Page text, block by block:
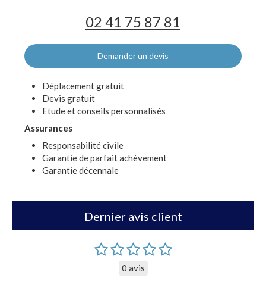
02 41 75 87 81
Demander un devis
Déplacement gratuit
Devis gratuit
Etude et conseils personnalisés
Assurances
Responsabilité civile
Garantie de parfait achèvement
Garantie décennale
Dernier avis client
0 avis